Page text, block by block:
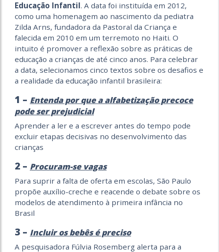
Educação Infantil. A data foi instituída em 2012,
como uma homenagem ao nascimento da pediatra
Zilda Arns, fundadora da Pastoral da Criança e
falecida em 2010 em um terremoto no Haiti. O
intuito é promover a reflexão sobre as práticas de
educação a crianças de até cinco anos. Para celebrar
a data, selecionamos cinco textos sobre os desafios e
a realidade da educação infantil brasileira:
1 – Entenda por que a alfabetização precoce
pode ser prejudicial
Aprender a ler e a escrever antes do tempo pode
excluir etapas decisivas no desenvolvimento das
crianças
2 – Procuram-se vagas
Para suprir a falta de oferta em escolas, São Paulo
propõe auxílio-creche e reacende o debate sobre os
modelos de atendimento à primeira infância no
Brasil
3 – Incluir os bebês é preciso
A pesquisadora Fúlvia Rosemberg alerta para a